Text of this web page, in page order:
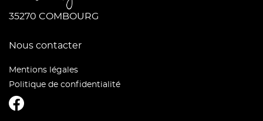
35270 COMBOURG
Nous contacter
Mentions légales
Politique de confidentialité